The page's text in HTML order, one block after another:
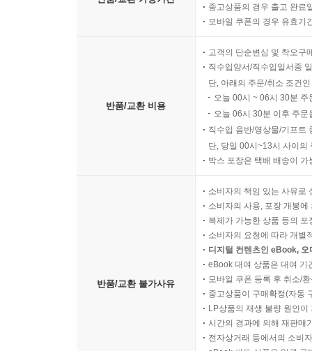
중고상품의 경우 출고 완료
모바일 쿠폰의 경우 유효기
반품/교환 비용
고객의 단순변심 및 착오구
직수입양서/직수입일서중
단, 아래의 주문/취소 조건
오늘 00시 ~ 06시 30분
오늘 06시 30분 이후 주
직수입 음반/영상물/기프트
단, 당일 00시~13시 사이의
박스 포장은 택배 배송이
반품/교환 불가사유
소비자의 책임 있는 사유로
소비자의 사용, 포장 개봉
복제가 가능한 상품 등의
소비자의 요청에 따라 개별
디지털 컨텐츠인 eBook,
eBook 대여 상품은 대여 기
모바일 쿠폰 등록 후 취소/
중고상품이 구매확정(자동
LP상품의 재생 불량 원인
시간의 경과에 의해 재판매
전자상거래 등에서의 소비